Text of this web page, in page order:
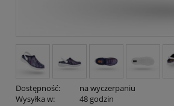
Dostępność:
na wyczerpaniu
Wysyłka w:
48 godzin